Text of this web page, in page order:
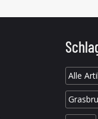
Alle